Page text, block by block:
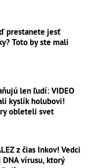
prestanete jesť
Toto by ste mali
len ľudí: VIDEO
kyslík holubovi!
obleteli svet
z čias Inkov! Vedci
vírusu, ktorý